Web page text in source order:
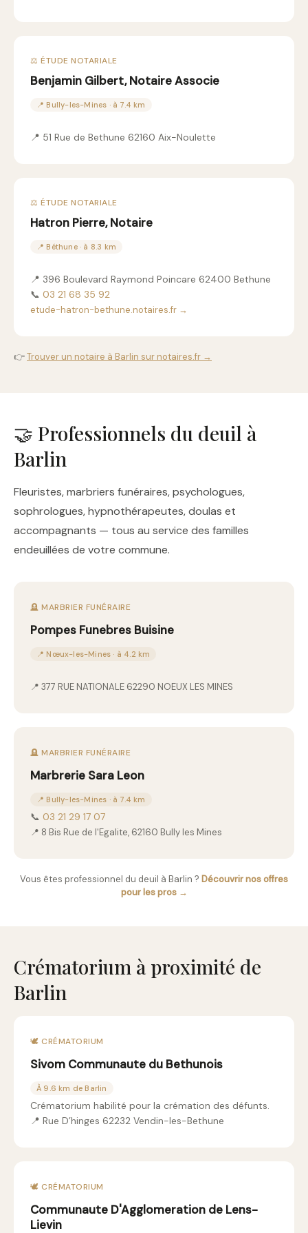
⚖️ ÉTUDE NOTARIALE
Benjamin Gilbert, Notaire Associe
📍 Bully-les-Mines · à 7.4 km
📍 51 Rue de Bethune 62160 Aix-Noulette
⚖️ ÉTUDE NOTARIALE
Hatron Pierre, Notaire
📍 Béthune · à 8.3 km
📍 396 Boulevard Raymond Poincare 62400 Bethune
📞 03 21 68 35 92
etude-hatron-bethune.notaires.fr →
👉Trouver un notaire à Barlin sur notaires.fr →
🤝 Professionnels du deuil à
Barlin
Fleuristes, marbriers funéraires, psychologues,
sophrologues, hypnothérapeutes, doulas et
accompagnants — tous au service des familles
endeuillées de votre commune.
🪦 MARBRIER FUNÉRAIRE
Pompes Funebres Buisine
📍 Nœux-les-Mines · à 4.2 km
📍 377 RUE NATIONALE 62290 NOEUX LES MINES
🪦 MARBRIER FUNÉRAIRE
Marbrerie Sara Leon
📍 Bully-les-Mines · à 7.4 km
📞 03 21 29 17 07
📍 8 Bis Rue de l'Egalite, 62160 Bully les Mines
Vous êtes professionnel du deuil à Barlin ? Découvrir nos offres
pour les pros →
Crématorium à proximité de
Barlin
🕊️ CRÉMATORIUM
Sivom Communaute du Bethunois
À 9.6 km de Barlin
Crématorium habilité pour la crémation des défunts.
📍 Rue D’hinges 62232 Vendin-les-Bethune
🕊️ CRÉMATORIUM
Communaute D'Agglomeration de Lens-
Lievin